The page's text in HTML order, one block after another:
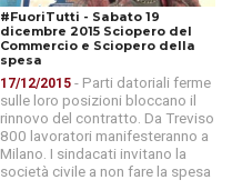
#FuoriTutti - Sabato 19
dicembre 2015 Sciopero del
Commercio e Sciopero della
spesa
17/12/2015 - Parti datoriali ferme
sulle loro posizioni bloccano il
rinnovo del contratto. Da Treviso
800 lavoratori manifesteranno a
Milano. I sindacati invitano la
società civile a non fare la spesa